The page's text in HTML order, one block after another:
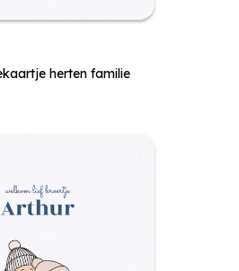
herten familie